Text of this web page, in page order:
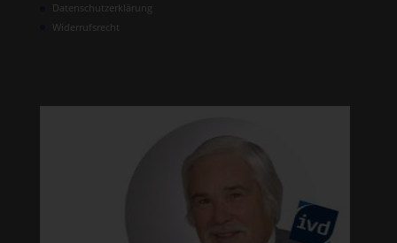
Datenschutzerklärung
Widerrufsrecht